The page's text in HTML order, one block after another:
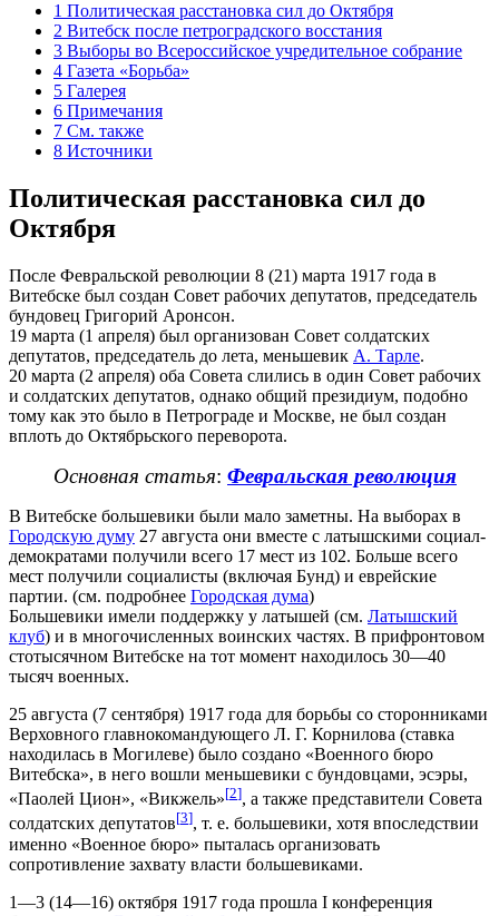
1 Политическая расстановка сил до Октября
2 Витебск после петроградского восстания
3 Выборы во Всероссийское учредительное собрание
4 Газета «Борьба»
5 Галерея
6 Примечания
7 См. также
8 Источники
Политическая расстановка сил до
Октября
После Февральской революции 8 (21) марта 1917 года в
Витебске был создан Совет рабочих депутатов, председатель
бундовец Григорий Аронсон.
19 марта (1 апреля) был организован Совет солдатских
депутатов, председатель до лета, меньшевик А. Тарле.
20 марта (2 апреля) оба Совета слились в один Совет рабочих
и солдатских депутатов, однако общий президиум, подобно
тому как это было в Петрограде и Москве, не был создан
вплоть до Октябрьского переворота.
Основная статья: Февральская революция
В Витебске большевики были мало заметны. На выборах в
Городскую думу 27 августа они вместе с латышскими социал-
демократами получили всего 17 мест из 102. Больше всего
мест получили социалисты (включая Бунд) и еврейские
партии. (см. подробнее Городская дума)
Большевики имели поддержку у латышей (см. Латышский
клуб) и в многочисленных воинских частях. В прифронтовом
стотысячном Витебске на тот момент находилось 30—40
тысяч военных.
25 августа (7 сентября) 1917 года для борьбы со сторонниками
Верховного главнокомандующего Л. Г. Корнилова (ставка
находилась в Могилеве) было создано «Военного бюро
Витебска», в него вошли меньшевики с бундовцами, эсэры,
«Паолей Цион», «Викжель»[2], а также представители Совета
солдатских депутатов[3], т. е. большевики, хотя впоследствии
именно «Военное бюро» пыталась организовать
сопротивление захвату власти большевиками.
1—3 (14—16) октября 1917 года прошла I конференция